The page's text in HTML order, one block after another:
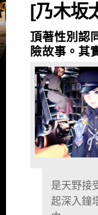
[乃木坂
頂著性別認
險故事。其
是天野接
起深入鐘